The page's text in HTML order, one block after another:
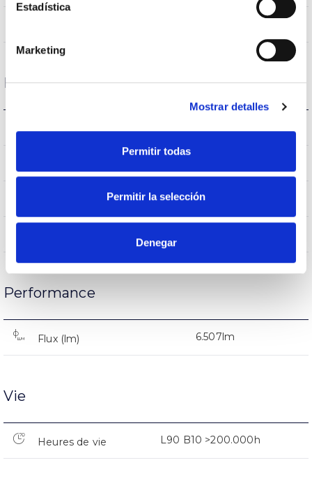
Estadística
Marketing
Mostrar detalles
Permitir todas
Permitir la selección
Denegar
Logement et finition
IK Protection contre des impacts
Performance
Flux (lm) 6.507lm
Vie
Heures de vie L90 B10 >200.000h